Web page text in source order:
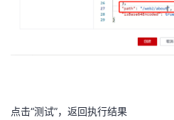
点击“测试”，返回执行结果